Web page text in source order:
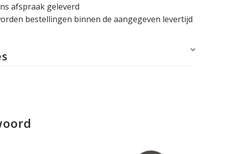
afspraak geleverd
bestellingen binnen de aangegeven levertijd